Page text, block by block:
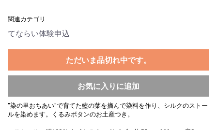
関連カテゴリ
てならい体験申込
ただいま品切れ中です。
お気に入りに追加
"染の里おちあい"で育てた藍の葉を摘んで染料を作り、シルクのストー
ルを染めます。くるみボタンのお土産つき。